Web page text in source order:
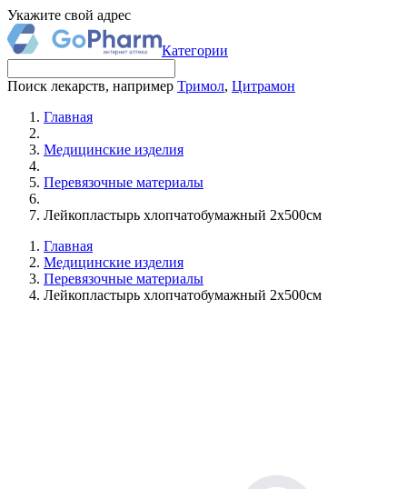
Укажите свой адрес
Категории
Поиск лекарств, например Тримол, Цитрамон
Главная
Медицинские изделия
Перевязочные материалы
Лейкопластырь хлопчатобумажный 2х500см
Главная
Медицинские изделия
Перевязочные материалы
Лейкопластырь хлопчатобумажный 2х500см